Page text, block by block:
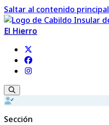
Saltar al contenido principal
El Hierro
Sección